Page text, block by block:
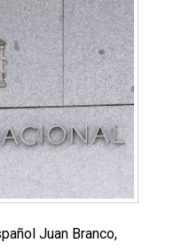
Juan Branco,